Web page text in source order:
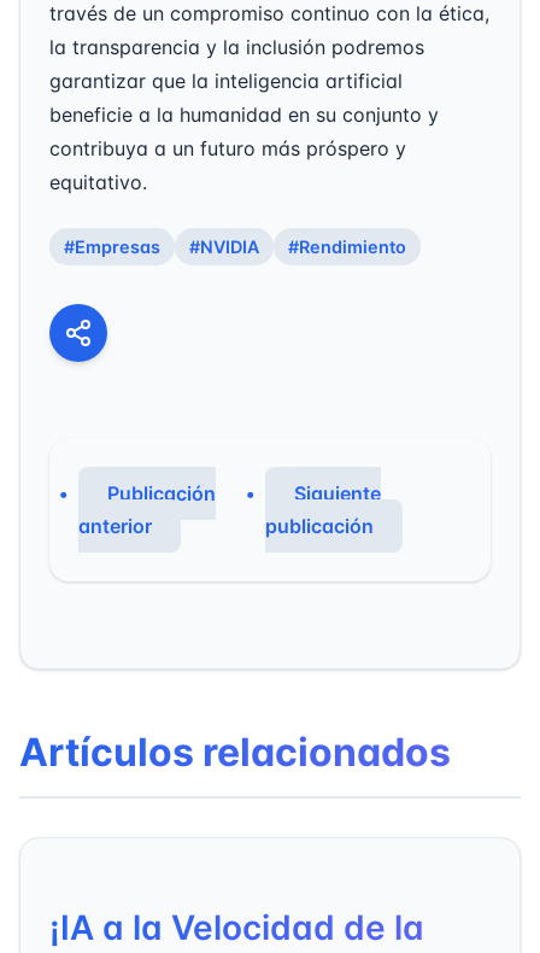
través de un compromiso continuo con la ética,
la transparencia y la inclusión podremos
garantizar que la inteligencia artificial
beneficie a la humanidad en su conjunto y
contribuya a un futuro más próspero y
equitativo.
#Empresas #NVIDIA #Rendimiento
Publicación
anterior
Siguiente
publicación
Artículos relacionados
¡IA a la Velocidad de la